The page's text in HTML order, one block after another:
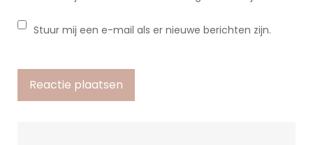
Stuur mij een e-mail als er nieuwe berichten zijn.